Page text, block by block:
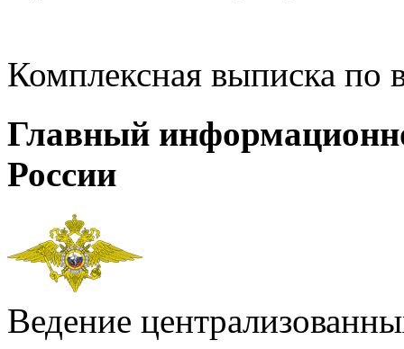
Комплексная выписка
Главный
России
Ведение